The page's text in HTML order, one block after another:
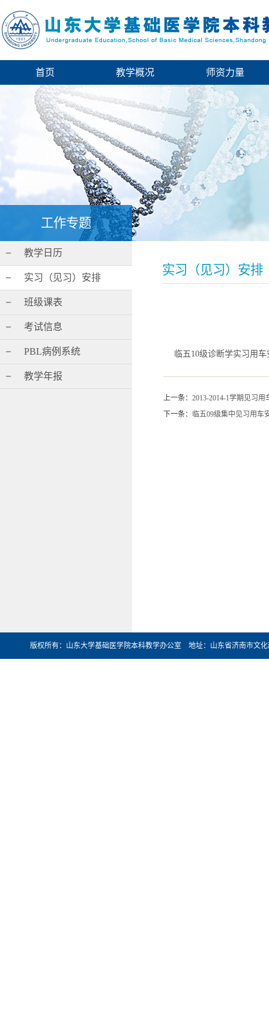
首页 教学概况 师资力量
工作专题
教学日历
实习（见习）安排
班级课表
考试信息
PBL病例系统
教学年报
实习（见习）安排
临五10级诊断学实习用车
上一条： 2013-2014-1学期见习用
下一条： 临五09级集中见习用车
版权所有：山东大学基础医学院本科教学办公室 地址：山东省济南市文